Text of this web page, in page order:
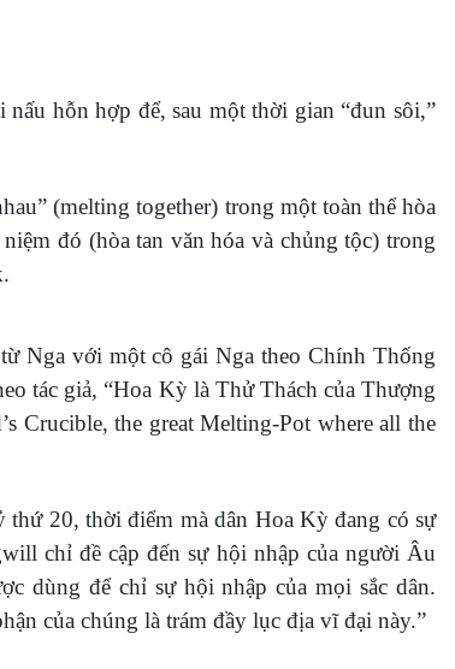
hỗn hợp để, sau một thời gian “đun sôi,”
(melting together) trong một toàn thể hòa
đó (hòa tan văn hóa và chủng tộc) trong
Nga với một cô gái Nga theo Chính Thống
tác giả, “Hoa Kỳ là Thử Thách của Thượng
Crucible, the great Melting-Pot where all the
thứ 20, thời điểm mà dân Hoa Kỳ đang có sự
chỉ đề cập đến sự hội nhập của người Âu
dùng để chỉ sự hội nhập của mọi sắc dân.
của chúng là trám đầy lục địa vĩ đại này.”